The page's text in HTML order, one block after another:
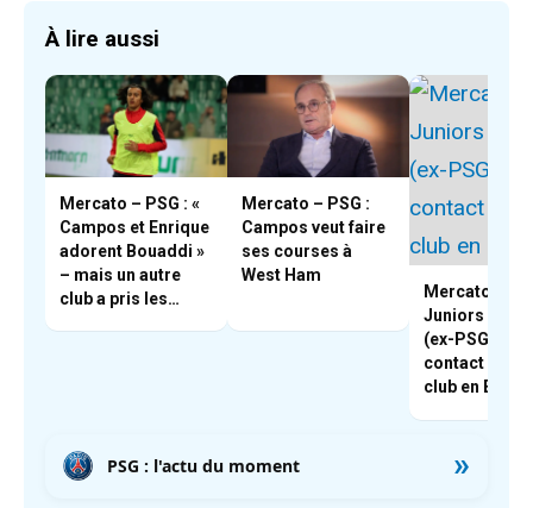
À lire aussi
Mercato – PSG : «
Campos et Enrique
adorent Bouaddi »
– mais un autre
club a pris les
Mercato – PSG :
Campos veut faire
ses courses à
West Ham
Mercato –
Juniors :
(ex-PSG) en
contact avec
club en
PSG : l'actu du moment »